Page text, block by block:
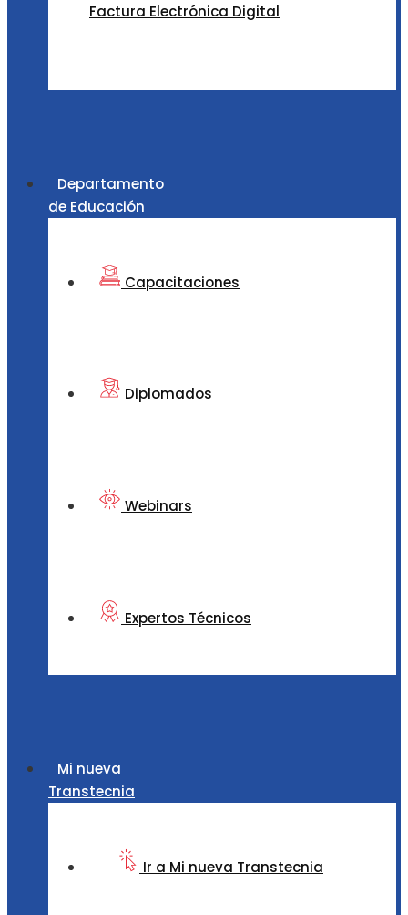
Factura Electrónica Digital
Departamento
de Educación
Capacitaciones
Diplomados
Webinars
Expertos Técnicos
Mi nueva
Transtecnia
Ir a Mi nueva Transtecnia